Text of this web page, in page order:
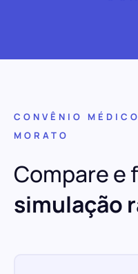
CONVÊNIO
MORATO
Compare e
simulação